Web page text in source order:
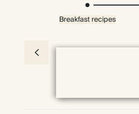
Breakfast recipes